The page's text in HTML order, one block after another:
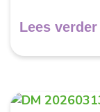
factuur kan...
Lees verder